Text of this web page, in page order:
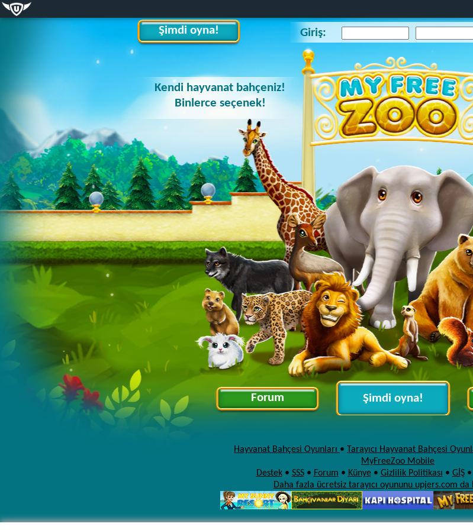
Kendi hayvanat bahçeniz!
Binlerce seçenek!
Şimdi oyna! Giriş:
Şimdi oyna!
Forum
Hayvanat Bahçesi Oyunları • Tarayıcı Hayvanat Bahçesi
MyFreeZoo Mobile
Destek• SSS• Forum • Künye• Gizlilik Politikası • GİŞ•
Daha fazla ücretsiz tarayıcı oyununu upjers.com